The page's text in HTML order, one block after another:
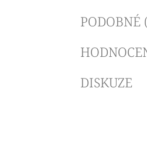
PODOBNÉ
DISKUZE